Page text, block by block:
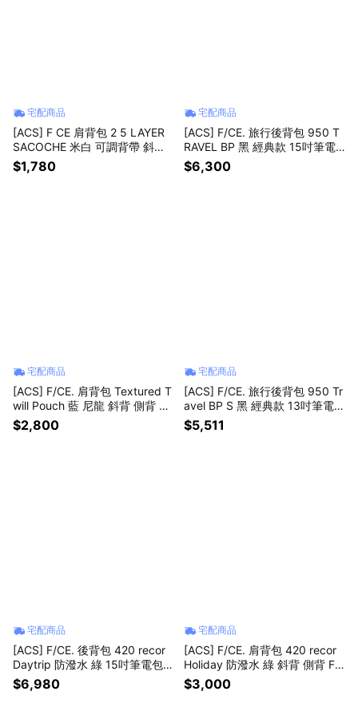
宅配商品
[ACS] F CE 肩背包 2 5 LAYER
SACOCHE 米白 可調背帶 斜背
包 隨行包 小包 FSN34241B000
2IVO
$1,780
宅配商品
[ACS] F/CE. 旅行後背包 950 T
RAVEL BP 黑 經典款 15吋筆電
包 CORDURA FNI30251B0001
BLA
$6,300
宅配商品
[ACS] F/CE. 肩背包 Textured T
will Pouch 藍 尼龍 斜背 側背 FT
T36261B0007NAV
$2,800
宅配商品
[ACS] F/CE. 旅行後背包 950 Tr
avel BP S 黑 經典款 13吋筆電包
CORDURA FNI30251B0002BL
A
$5,511
宅配商品
[ACS] F/CE. 後背包 420 recor
Daytrip 防潑水 綠 15吋筆電包 F
CD30251B0001FOL
$6,980
宅配商品
[ACS] F/CE. 肩背包 420 recor
Holiday 防潑水 綠 斜背 側背 FC
D34252B0003FOL
$3,000